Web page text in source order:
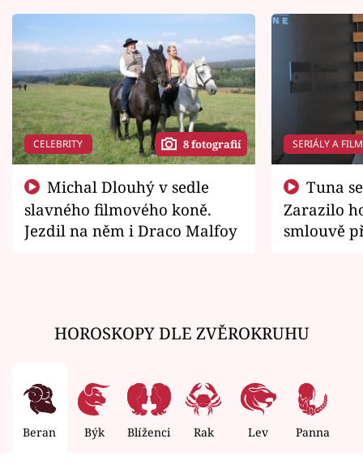
CELEBRITY 8 fotografií
slavného filmového koně.
Jezdil na něm i Draco Malfoy
SERIÁLY A
Zarazilo
smlouvě
HOROSKOPY DLE ZVĚROKRUHU
Beran Býk Blíženci Rak Lev Panna